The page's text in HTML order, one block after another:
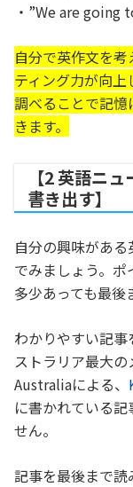
・”We are going
自分で英作文を
ティング力が向
調べることで記
きます。
【2 英語ニ
書き出す】
自分の興味があ
でみましょう。
多少あっても最後
わかりやすい記
ストラリア最大
Australiaによる、
に書かれている
せん。
記事を最後まで読